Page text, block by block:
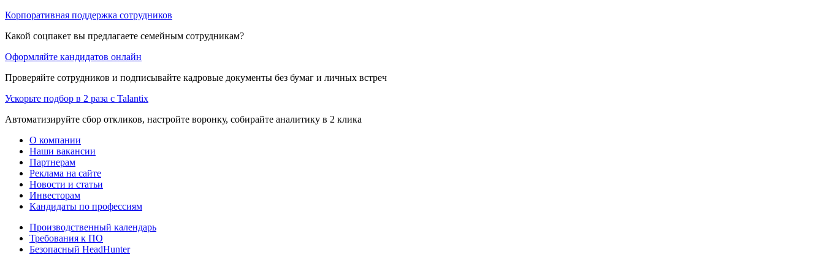
Корпоративная поддержка сотрудников
Какой соцпакет вы предлагаете семейным сотрудникам?
Оформляйте кандидатов онлайн
Проверяйте сотрудников и подписывайте кадровые документы без бумаг и личных встреч
Ускорьте подбор в 2 раза с Talantix
Автоматизируйте сбор откликов, настройте воронку, собирайте аналитику в 2 клика
О компании
Наши вакансии
Партнерам
Реклама на сайте
Новости и статьи
Инвесторам
Кандидаты по профессиям
Производственный календарь
Требования к ПО
Безопасный HeadHunter